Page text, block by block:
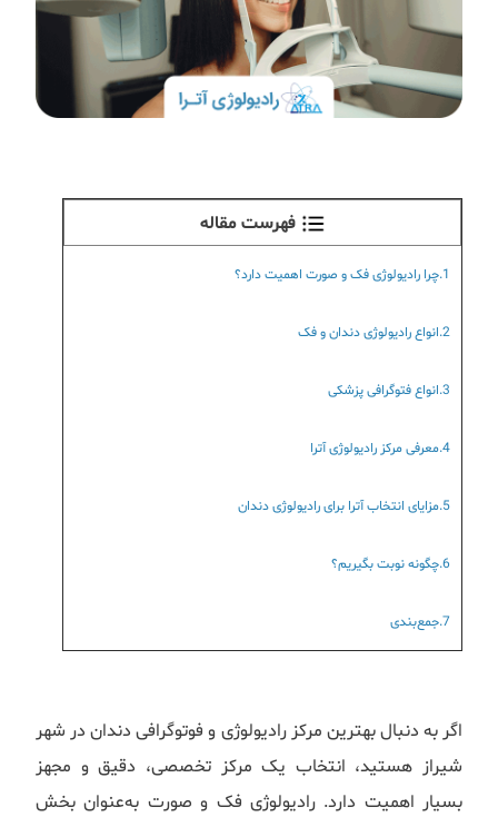
فهرست مقاله
1.چرا رادیولوژی فک و صورت اهمیت دارد؟
2.انواع رادیولوژی دندان و فک
3.انواع فتوگرافی پزشکی
4.معرفی مرکز رادیولوژی آترا
5.مزایای انتخاب آترا برای رادیولوژی دندان
6.چگونه نوبت بگیریم؟
7.جمع‌بندی
اگر به دنبال بهترین مرکز رادیولوژی و فوتوگرافی دندان در شهر
شیراز هستید، انتخاب یک مرکز تخصصی، دقیق و مجهز
بسیار اهمیت دارد. رادیولوژی فک و صورت به‌عنوان بخش